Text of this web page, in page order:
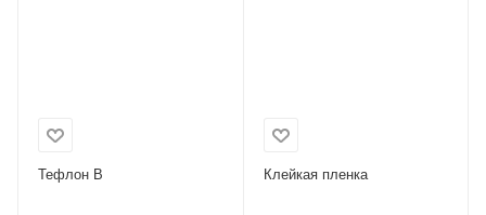
Тефлон B Клейкая пленка